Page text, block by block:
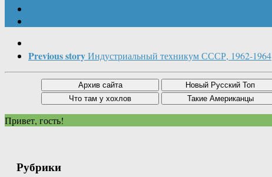
Previous storyИндустриальный техникум СССР, 1962-1964
Привет, гость!
Рубрики